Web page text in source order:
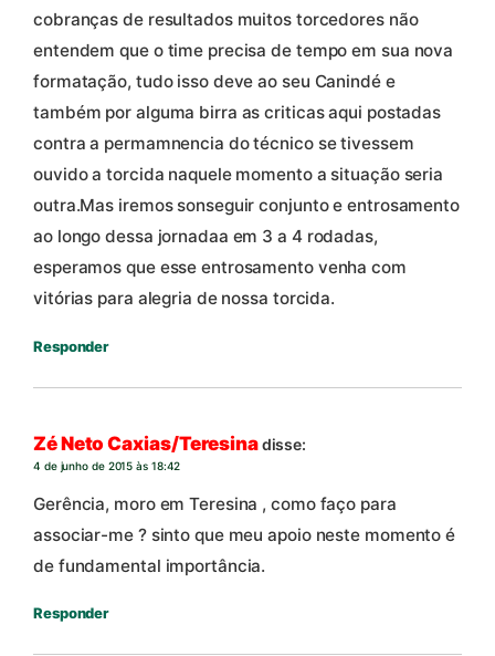
cobranças de resultados muitos torcedores não
entendem que o time precisa de tempo em sua nova
formatação, tudo isso deve ao seu Canindé e
também por alguma birra as criticas aqui postadas
contra a permamnencia do técnico se tivessem
ouvido a torcida naquele momento a situação seria
outra.Mas iremos sonseguir conjunto e entrosamento
ao longo dessa jornadaa em 3 a 4 rodadas,
esperamos que esse entrosamento venha com
vitórias para alegria de nossa torcida.
Responder
Zé Neto Caxias/Teresinadisse:
4 de junho de 2015 às 18:42
Gerência, moro em Teresina , como faço para
associar-me ? sinto que meu apoio neste momento é
de fundamental importância.
Responder